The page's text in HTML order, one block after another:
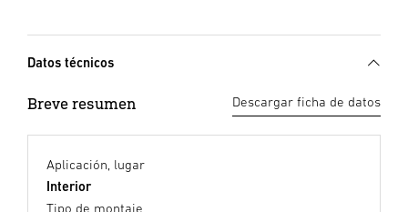
Datos técnicos
Breve resumen Descargar ficha de datos
Aplicación, lugar
Interior
Tipo de montaje